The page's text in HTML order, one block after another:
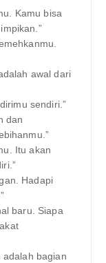
Kamu bisa
awal dari
sendiri.”
dan
Itu akan
Hadapi
baru. Siapa
adalah bagian